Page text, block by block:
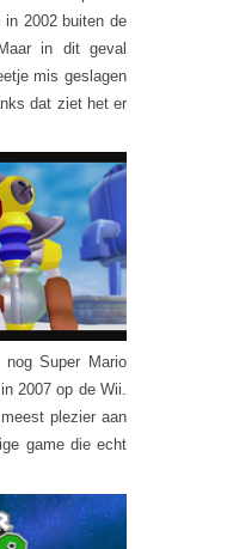
2002 buiten de
in dit geval
mis geslagen
dat ziet het er
nog Super Mario
2007 op de Wii.
plezier aan
game die echt